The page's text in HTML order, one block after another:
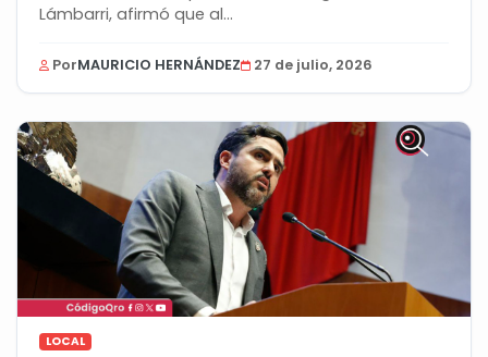
Lámbarri, afirmó que al...
PorMAURICIO HERNÁNDEZ 27 de julio, 2026
LOCAL